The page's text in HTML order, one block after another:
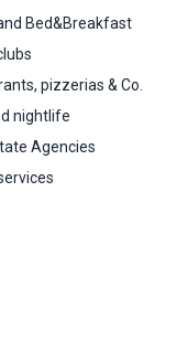
Bed&Breakfast
pizzerias & Co.
nightlife
Agencies